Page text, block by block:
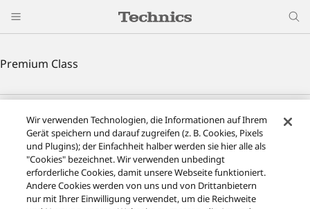
Premium Class
Nutzungsbedingungen
Datenschutzerklärung
Kontakt
Cookie-Richtlinie
Impressum
AGB des Technics Onlineshops
FAQ des Technics Onlineshops
Rücknahme von Geräten
Barrierefreiheit
Barrieren melden
Datenverordnung
GESETZLICHE GEWÄHRLEISTUNG
Wir verwenden Technologien, die Informationen auf Ihrem
Gerät speichern und darauf zugreifen (z. B. Cookies, Pixels
und Plugins); der Einfachheit halber werden sie hier alle als
"Cookies" bezeichnet. Wir verwenden unbedingt
erforderliche Cookies, damit unsere Webseite funktioniert.
Andere Cookies werden von uns und von Drittanbietern
nur mit Ihrer Einwilligung verwendet, um die Reichweite